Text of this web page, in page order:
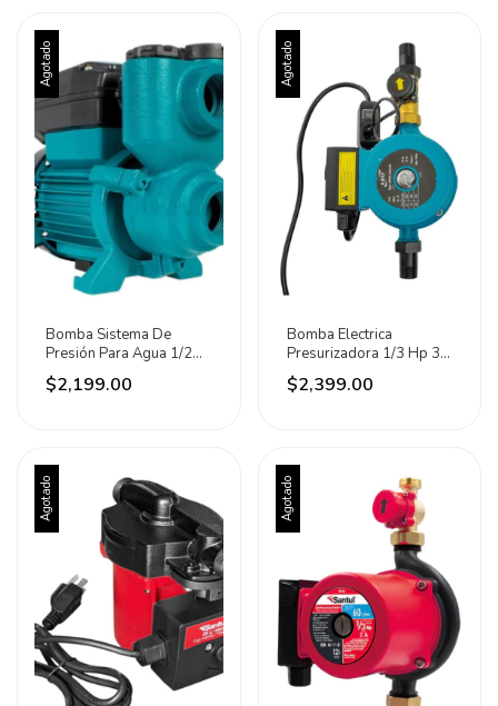
Agotado
Bomba Sistema De
Presión Para Agua 1/2
Hp Iusa-smart
$2,199.00
Agotado
Bomba Electrica
Presurizadora 1/3 Hp 3
Servicios Iusa
$2,399.00
Agotado Agotado